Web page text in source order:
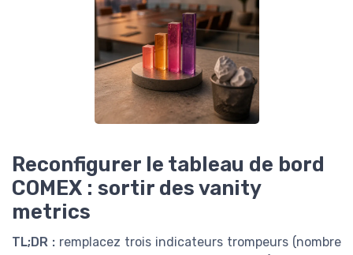
Reconfigurer le tableau de bord
COMEX : sortir des vanity
metrics
TL;DR : remplacez trois indicateurs trompeurs (nombre